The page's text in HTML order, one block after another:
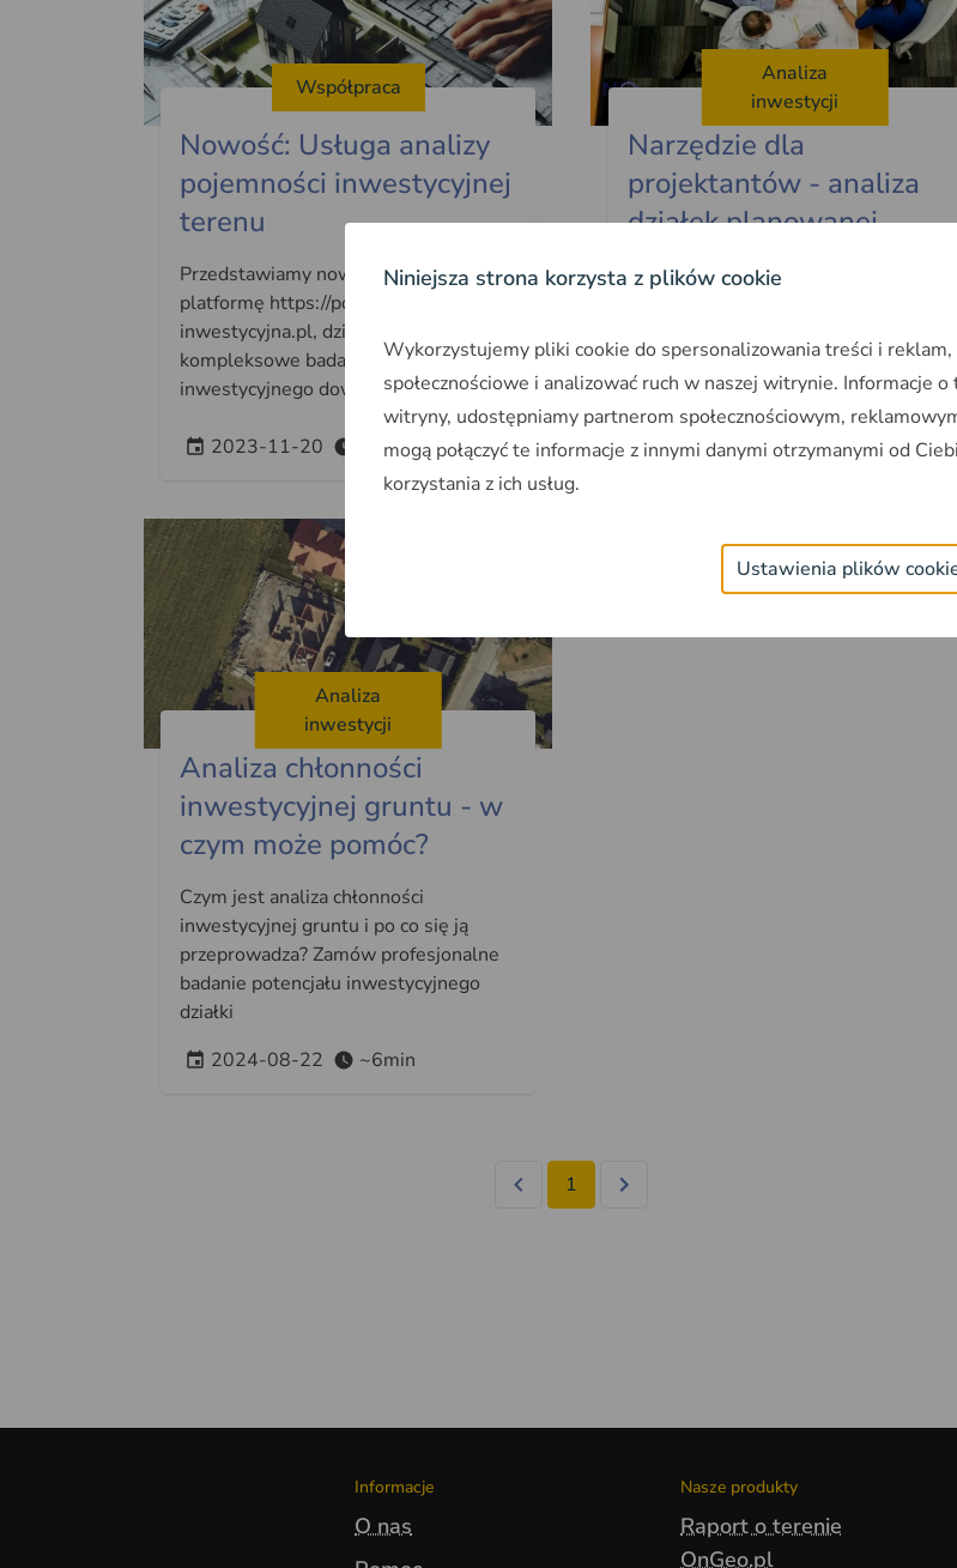
Współpraca
Nowość: Usługa analizy
pojemności inwestycyjnej
terenu
Przedstawiamy nową innowacyjną
platformę https://pojemnosc-
inwestycyjna.pl, dzięki której zlecisz
kompleksowe badanie potencjału
inwestycyjnego dowolnego obszaru
2023-11-20 ~3min
Analiza
inwestycji
Narzędzie dla
projektantów - analiza
działek planowanej
inwestycji
jest jedną z podstawowych czynności
jakie musi wykonać projektant jeszcze
zanim zacznie prace projektowe
2023-11-20
~3min
Analiza
inwestycji
Analiza chłonności
inwestycyjnej gruntu - w
czym może pomóc?
Czym jest analiza chłonności
inwestycyjnej gruntu i po co się ją
przeprowadza? Zamów profesjonalne
badanie potencjału inwestycyjnego
działki
2024-08-22
~6min
1
Informacje
O nas
Nasze produkty
Raport o terenie
OnGeo.pl
Niniejsza strona korzysta z plików cookie
Wykorzystujemy pliki cookie do spersonalizowania treści i reklam,
społecznościowe i analizować ruch w naszej witrynie. Informacje o
witryny, udostępniamy partnerom społecznościowym,
mogą połączyć te informacje z innymi danymi otrzymanymi od
korzystania z ich usług.
Ustawienia plików